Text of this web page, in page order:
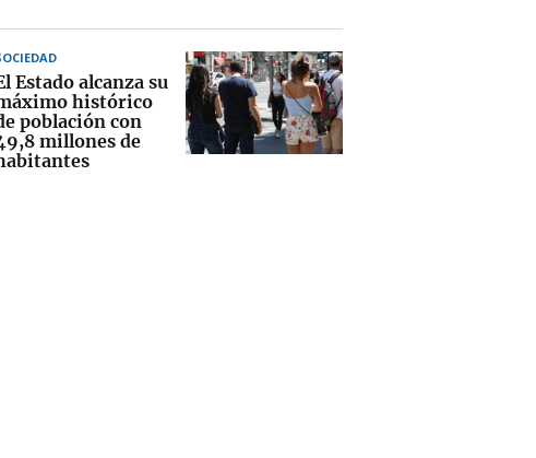
Estado alcanza su
histórico
población con
millones de